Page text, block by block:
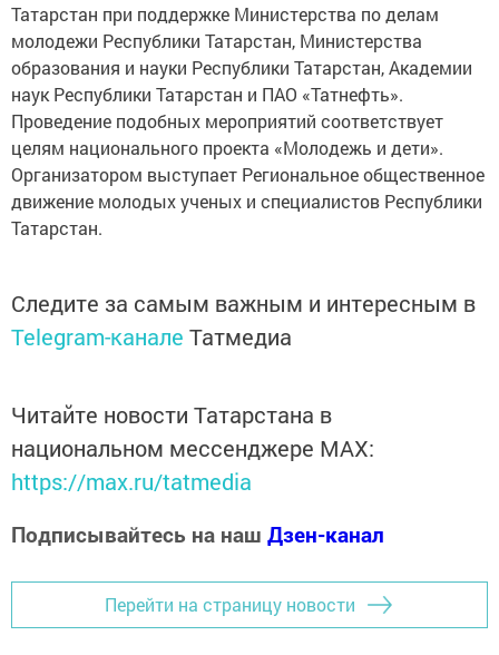
Татарстан при поддержке Министерства по делам
молодежи Республики Татарстан, Министерства
образования и науки Республики Татарстан, Академии
наук Республики Татарстан и ПАО «Татнефть».
Проведение подобных мероприятий соответствует
целям национального проекта «Молодежь и дети».
Организатором выступает Региональное общественное
движение молодых ученых и специалистов Республики
Татарстан.
Следите за самым важным и интересным в
Telegram-канале Татмедиа
Читайте новости Татарстана в
национальном мессенджере MАХ:
https://max.ru/tatmedia
Подписывайтесь на наш Дзен-канал
Перейти на страницу новости